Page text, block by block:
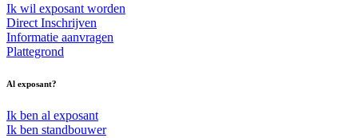
Ik wil exposant worden
Direct Inschrijven
Informatie aanvragen
Plattegrond
Al exposant?
Ik ben al exposant
Ik ben standbouwer